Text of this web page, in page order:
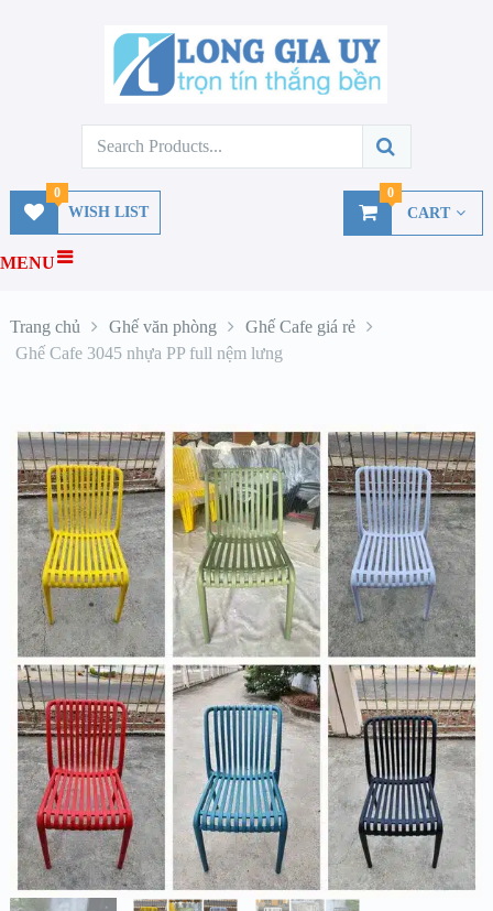
WISH LIST
0
CART
0
MENU
Trang chủ Ghế văn phòng
Ghế Cafe giá rẻ
Ghế Cafe 3045 nhựa PP full nệm lưng